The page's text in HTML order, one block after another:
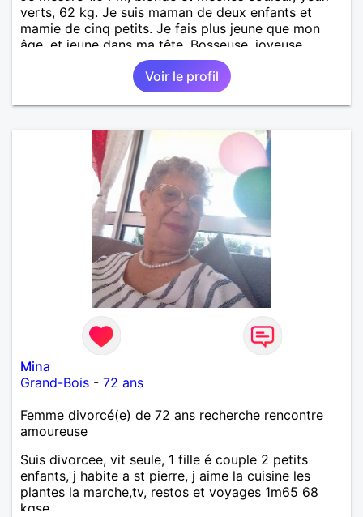
verts, 62 kg. Je suis maman de deux enfants et
mamie de cinq petits. Je fais plus jeune que mon
âge, et jeune dans ma tête. Bosseuse, joyeuse,
sensible, bienveillante, aimant aller danser ou rester
tranquille à la maison. Balades, bricolage... j'ai un
chien. Je suis AES de métier et j'exerce à mon
compte. PAT votre num merci.
Voir le profil
Mina
Grand-Bois - 72 ans
Femme divorcé(e) de 72 ans recherche rencontre
amoureuse
Suis divorcee, vit seule, 1 fille é couple 2 petits
enfants, j habite a st pierre, j aime la cuisine les
plantes la marche,tv, restos et voyages 1m65 68
kgse